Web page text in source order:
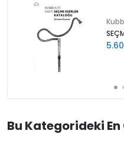
Bu Kategorideki